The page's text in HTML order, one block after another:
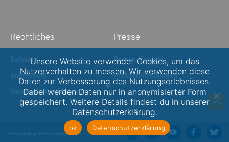
Presse
Presse-Kontakt
Pressemitteilungen
Rechtliches
Satzung
Impressum
Datenschutzerklärung
© Powered by ADFC Frankfurt 2025
Unsere Website verwendet Cookies, um das
Nutzerverhalten zu messen. Wir verwenden diese
Daten zur Verbesserung des Nutzungserlebnisses.
Dabei werden Daten nur in anonymisierter Form
gespeichert. Weitere Details findest du in unserer
Datenschutzerklärung.
ok Datenschutzerklärung